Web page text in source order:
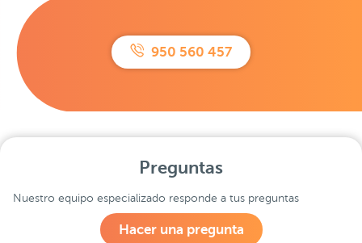
950 560 457
Preguntas
Nuestro equipo especializado responde a tus preguntas
Hacer una pregunta